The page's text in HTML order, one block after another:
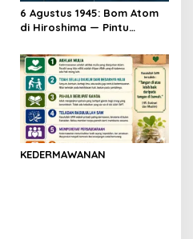
6 Agustus 1945: Bom Atom
di Hiroshima — Pintu
Indonesia
KEDERMAWANAN